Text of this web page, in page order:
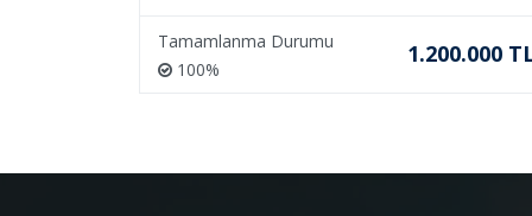
1.200.000 TL
Tamamlanma Durumu